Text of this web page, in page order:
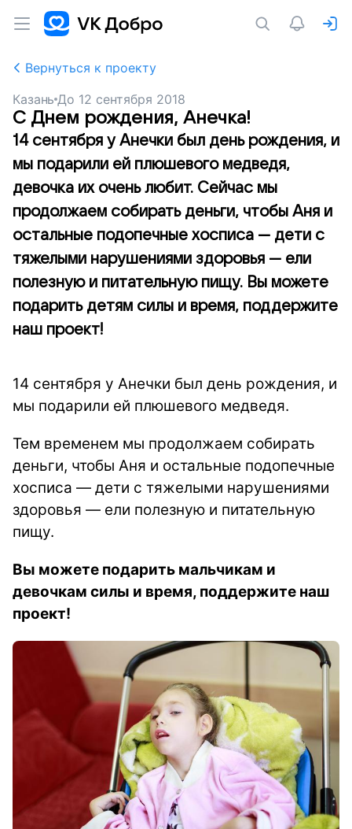
Вернуться к проекту
Казань До 12 сентября 2018
С Днем рождения, Анечка!
14 сентября у Анечки был день рождения, и
мы подарили ей плюшевого медведя,
девочка их очень любит. Сейчас мы
продолжаем собирать деньги, чтобы Аня и
остальные подопечные хосписа — дети с
тяжелыми нарушениями здоровья — ели
полезную и питательную пищу. Вы можете
подарить детям силы и время, поддержите
наш проект!
14 сентября у Анечки был день рождения, и
мы подарили ей плюшевого медведя.
Тем временем мы продолжаем собирать
деньги, чтобы Аня и остальные подопечные
хосписа — дети с тяжелыми нарушениями
здоровья — ели полезную и питательную
пищу.
Вы можете подарить мальчикам и
девочкам силы и время, поддержите наш
проект!